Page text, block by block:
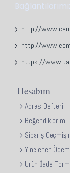
http://
http://
https://
Hesabım
Adres Defteri
Beğendiklerim
Sipariş
Yinelenen
Ürün İade